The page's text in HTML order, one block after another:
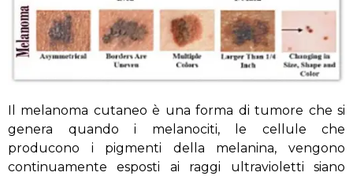
Il melanoma cutaneo è una forma di tumore che si
genera quando i melanociti, le cellule che
producono i pigmenti della melanina, vengono
continuamente esposti ai raggi ultravioletti siano